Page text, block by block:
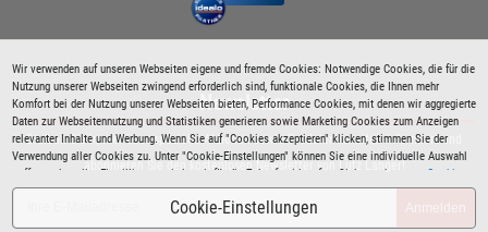
Wir verwenden auf unseren Webseiten eigene und fremde Cookies: Notwendige Cookies, die für die
Nutzung unserer Webseiten zwingend erforderlich sind, funktionale Cookies, die Ihnen mehr
Komfort bei der Nutzung unserer Webseiten bieten, Performance Cookies, mit denen wir aggregierte
Daten zur Webseitennutzung und Statistiken generieren sowie Marketing Cookies zum Anzeigen
relevanter Inhalte und Werbung. Wenn Sie auf "Cookies akzeptieren" klicken, stimmen Sie der
Verwendung aller Cookies zu. Unter "Cookie-Einstellungen" können Sie eine individuelle Auswahl
treffen und erteilte Einwilligungen jederzeit für die Zukunft widerrufen. Siehe auch unsere Cookie
Richtlinie.
Cookie-Einstellungen
Newsletter
Bleiben Sie immer über spezielle Aktionen sowie Produktneuheiten informiert und
abonnieren Sie den kostenlosen Newsletter von Lutz Langer!